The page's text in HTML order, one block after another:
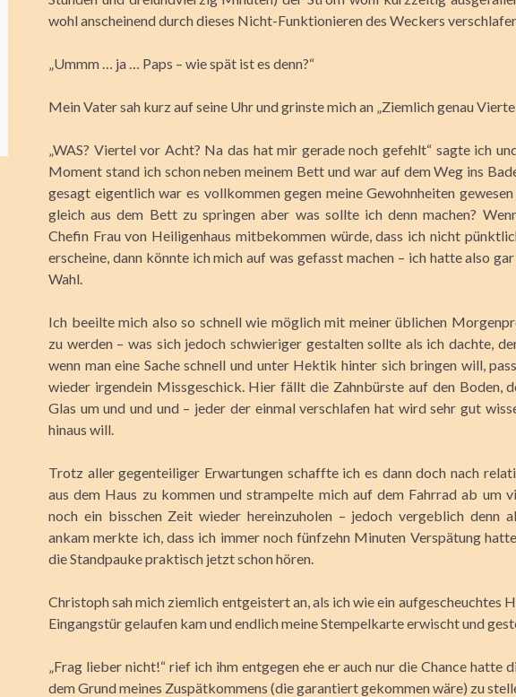
wohl anscheinend durch dieses Nicht-Funktionieren des Weckers
„Ummm … ja … Paps – wie spät ist es denn?“
Mein Vater sah kurz auf seine Uhr und grinste mich an „Ziemlich genau
„WAS? Viertel vor Acht? Na das hat mir gerade noch gefehlt“ sagte ich
Moment stand ich schon neben meinem Bett und war auf dem Weg ins
gesagt eigentlich war es vollkommen gegen meine Gewohnheiten
gleich aus dem Bett zu springen aber was sollte ich denn machen?
Chefin Frau von Heiligenhaus mitbekommen würde, dass ich nicht
erscheine, dann könnte ich mich auf was gefasst machen – ich hatte also
Wahl.
Ich beeilte mich also so schnell wie möglich mit meiner üblichen
zu werden – was sich jedoch schwieriger gestalten sollte als ich dachte,
wenn man eine Sache schnell und unter Hektik hinter sich bringen will,
wieder irgendein Missgeschick. Hier fällt die Zahnbürste auf den Boden,
Glas um und und und – jeder der einmal verschlafen hat wird sehr gut
hinaus will.
Trotz aller gegenteiliger Erwartungen schaffte ich es dann doch nach
aus dem Haus zu kommen und strampelte mich auf dem Fahrrad ab um
noch ein bisschen Zeit wieder hereinzuholen – jedoch vergeblich denn
ankam merkte ich, dass ich immer noch fünfzehn Minuten Verspätung
die Standpauke praktisch jetzt schon hören.
Christoph sah mich ziemlich entgeistert an, als ich wie ein aufgescheuchtes
Eingangstür gelaufen kam und endlich meine Stempelkarte erwischt und
„Frag lieber nicht!“ rief ich ihm entgegen ehe er auch nur die Chance hatte
dem Grund meines Zuspätkommens (die garantiert gekommen wäre) zu